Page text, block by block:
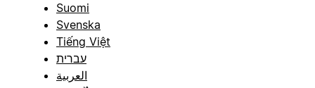
Suomi
Svenska
Tiếng Việt
עברית
العربية